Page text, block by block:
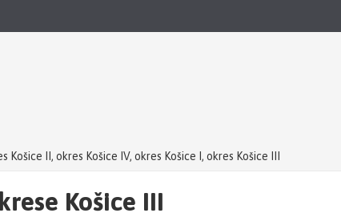
Košice II, okres Košice IV, okres Košice I, okres Košice III
Košice III